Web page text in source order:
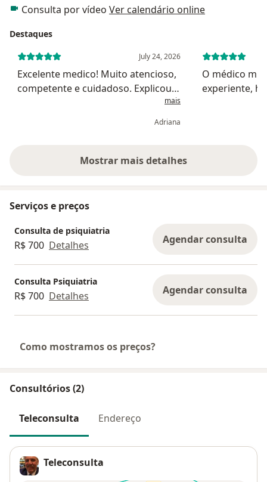
Consulta por vídeo Ver calendário online
Destaques
July 24, 2026
Excelente medico! Muito atencioso,
competente e cuidadoso. Explicou
mais
Adriana
O médico
experiente,
Mostrar mais detalhes
sobre a experiência
Serviços e preços
Consulta de psiquiatria
R$ 700 Detalhes Agendar consulta
Consulta Psiquiatria
R$ 700 Detalhes Agendar consulta
Como mostramos os preços?
Consultórios (2)
Teleconsulta Endereço
Teleconsulta